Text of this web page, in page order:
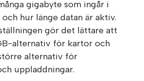
gigabyte som ingår i
hur länge datan är aktiv.
gör det lättare att
alternativ för kartor och
alternativ för
uppladdningar.